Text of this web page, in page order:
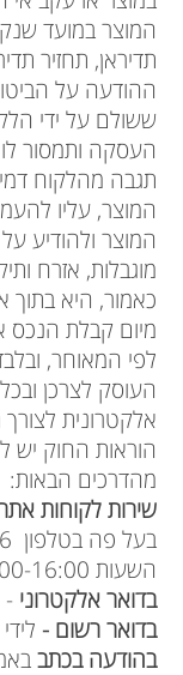
המוצר במועד
ההודעה על
ששולם על ידי
העסקה ותמסור
תגבה מהלקוח
המוצר, עליו
המוצר ולהודיע
מוגבלות, אזרח
כאמור, היא
מיום קבלת הנכס
לפי המאוחר,
העוסק לצרכן
אלקטרונית
הוראות החוק יש
מהדרכים הבאות:
שירות לקוחות
השעות 08:00-16:00 יום ו' בין השעות 08:00-12:00
בדואר אלקטרוני -
בדואר רשום - לידי
בהודעה בכתב